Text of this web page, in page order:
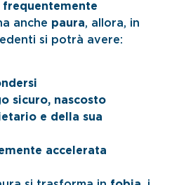
frequentemente
anche paura, allora, in
si potrà avere:
sicuro, nascosto
e della sua
accelerata